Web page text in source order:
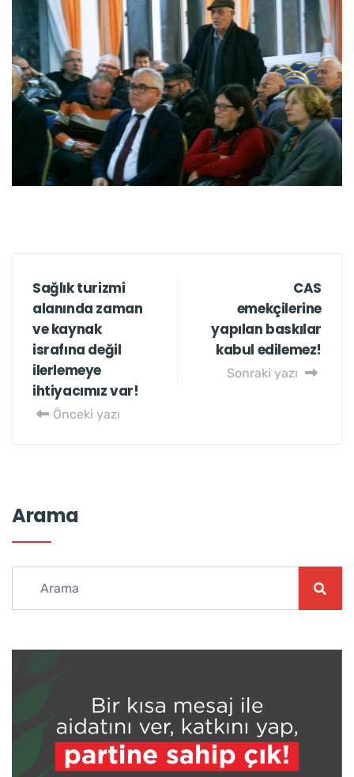
Sağlık turizmi
alanında zaman
ve kaynak
israfına değil
ilerlemeye
ihtiyacımız var!
Önceki yazı
CAS
emekçilerine
yapılan baskılar
kabul edilemez!
Sonraki yazı
Arama